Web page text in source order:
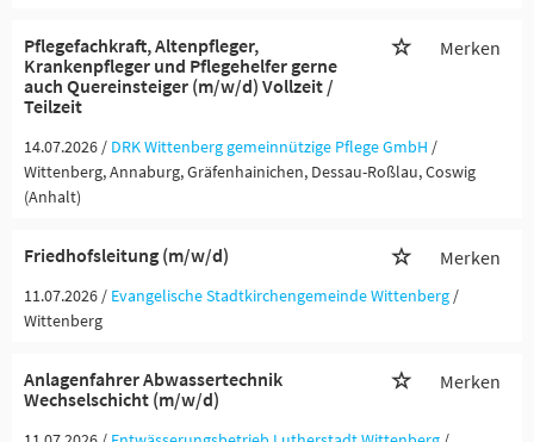
Pflegefachkraft, Altenpfleger,
Krankenpfleger und Pflegehelfer gerne
auch Quereinsteiger (m/w/d) Vollzeit /
Teilzeit
Merken
14.07.2026 / DRK Wittenberg gemeinnützige Pflege GmbH /
Wittenberg, Annaburg, Gräfenhainichen, Dessau-Roßlau, Coswig
(Anhalt)
Friedhofsleitung (m/w/d) Merken
11.07.2026 / Evangelische Stadtkirchengemeinde Wittenberg /
Wittenberg
Anlagenfahrer Abwassertechnik
Wechselschicht (m/w/d)
Merken